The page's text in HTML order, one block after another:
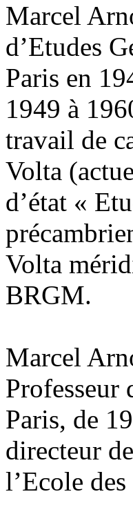
Marcel
d’Etudes
Paris en
1949 à
travail de
Volta
d’état «
Volta
BRGM.
Marcel
Professeur
Paris, de
directeur
l’Ecole